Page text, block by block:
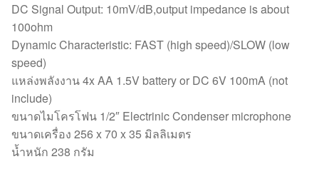
DC Signal Output: 10mV/dB,output impedance is about
100ohm
Dynamic Characteristic: FAST (high speed)/SLOW (low
speed)
แหล่งพลังงาน 4x AA 1.5V battery or DC 6V 100mA (not
include)
ขนาดไมโครโฟน 1/2″ Electrinic Condenser microphone
ขนาดเครื่อง 256 x 70 x 35 มิลลิเมตร
น้ำหนัก 238 กรัม